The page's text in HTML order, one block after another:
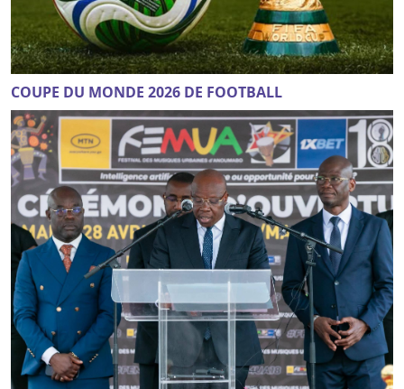
COUPE DU MONDE 2026 DE FOOTBALL